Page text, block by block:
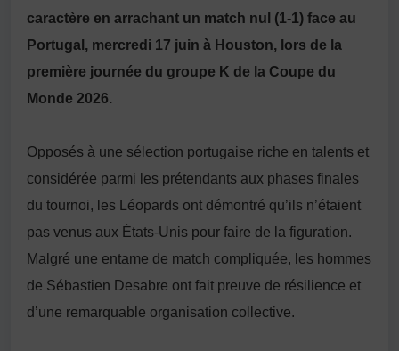
caractère en arrachant un match nul (1-1) face au
Portugal, mercredi 17 juin à Houston, lors de la
première journée du groupe K de la Coupe du
Monde 2026.
Opposés à une sélection portugaise riche en talents et
considérée parmi les prétendants aux phases finales
du tournoi, les Léopards ont démontré qu’ils n’étaient
pas venus aux États-Unis pour faire de la figuration.
Malgré une entame de match compliquée, les hommes
de Sébastien Desabre ont fait preuve de résilience et
d’une remarquable organisation collective.